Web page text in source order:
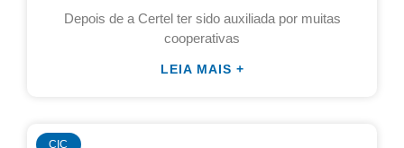
Depois de a Certel ter sido auxiliada por muitas
cooperativas
LEIA MAIS +
CIC